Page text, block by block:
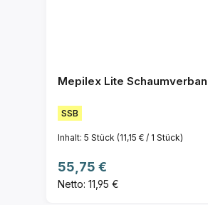
Mepilex Lite
SSB
Inhalt: 5 Stück (11,15 € / 1 Stück)
Regulärer Preis:
55,75 €
Netto: 11,95 €